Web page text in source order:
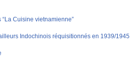
Cuisine vietnamienne”
Indochinois réquisitionnés en 1939/1945